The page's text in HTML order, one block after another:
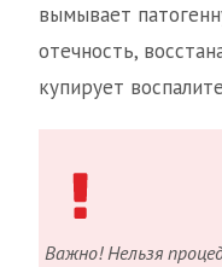
вымывает
отечность,
купирует
Важно! Нельзя